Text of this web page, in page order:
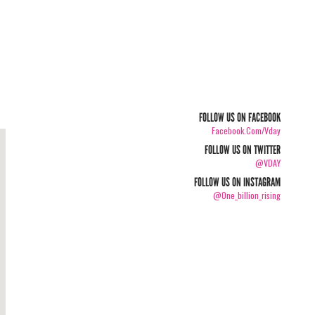
FOLLOW US ON FACEBOOK
Facebook.com/vday
FOLLOW US ON TWITTER
@VDAY
FOLLOW US ON INSTAGRAM
@one_billion_rising